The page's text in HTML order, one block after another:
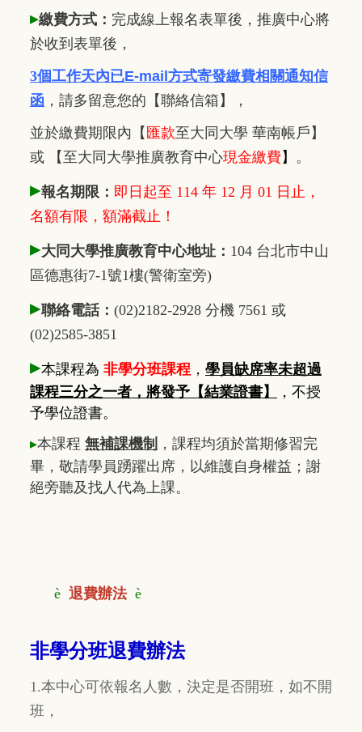
▸繳費方式： 完成線上報名表單後，推廣中心將
於收到表單後，
3個工作天內已E-mail方式寄發繳費相關通知信
函 ， 請多留意您的【聯絡信箱】，
並於繳費期限內 【 匯款至大同大學 華南帳戶】
或 【至大同大學推廣教育中心現金繳費 】 。
▸報名期限： 即日起至 114 年 12 月 01 日止，
名額有限，額滿截止！
▸大同大學推廣教育中心地址： 104 台北市中山
區德惠街7-1號1樓(警衛室旁)
▸聯絡電話： (02)2182-2928 分機 7561 或
(02)2585-3851
▸本課程為 非學分班課程 ， 學員缺席率未超過
課程三分之一者，將發予【結業證書】
，不授
予學位證書。
▸本課程 無補課機制 ，課程均須於當期修習完
畢，敬請學員踴躍出席，以維護自身權益；謝
絕旁聽及找人代為上課。
è 退費辦法 è
非學分班退費辦法
1.本中心可依報名人數，決定是否開班，如不開
班，